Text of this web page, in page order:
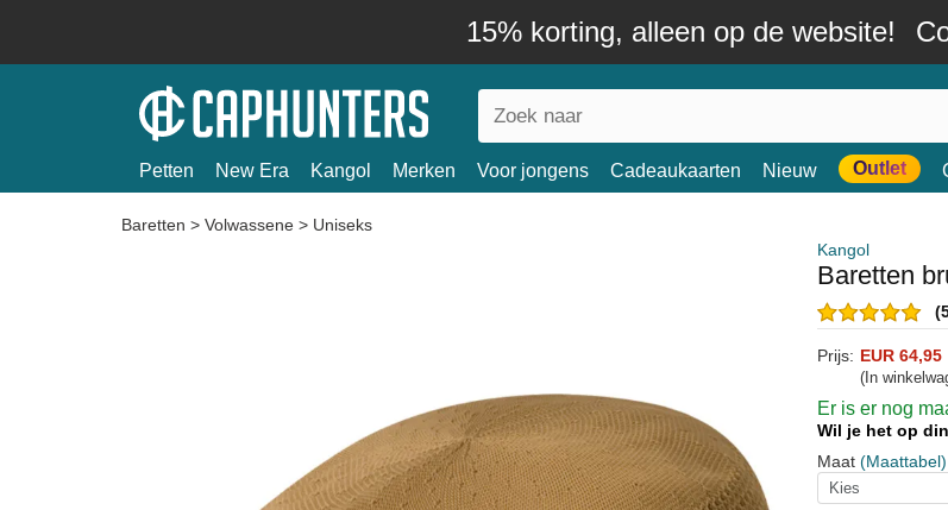
15% korting, alleen op de website!
Petten New Era Kangol Merken Voor jongens Cadeaukaarten Nieuw Outlet
Baretten > Volwassene > Uniseks
Kangol
Baretten
Prijs: EUR 64,95
(In
Er is er nog
Wil je het op
Maat (Maattabel)